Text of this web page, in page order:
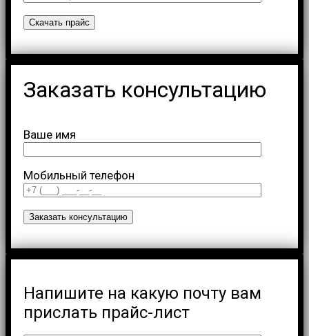
Заказать консультацию
Ваше имя
Мобильный телефон
Напишите на какую почту вам
прислать прайс-лист